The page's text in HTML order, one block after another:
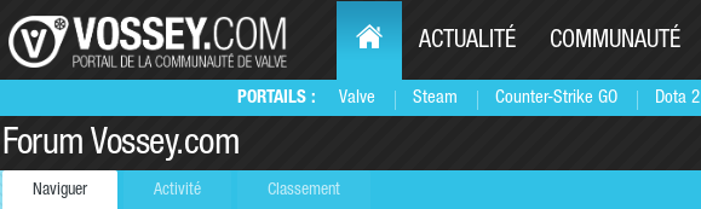
PORTAILS : Valve Steam Counter-Strike GO Dota 2
ACTUALITÉ COMMUNAUTÉ
Forum Vossey.com
Naviguer Activité Classement